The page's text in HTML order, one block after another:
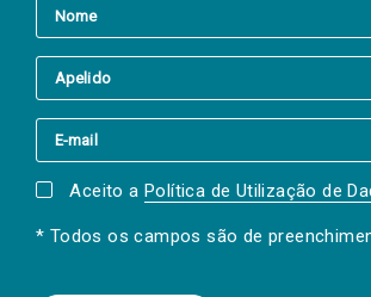
Aceito a Política de Utilização de
* Todos os campos são de